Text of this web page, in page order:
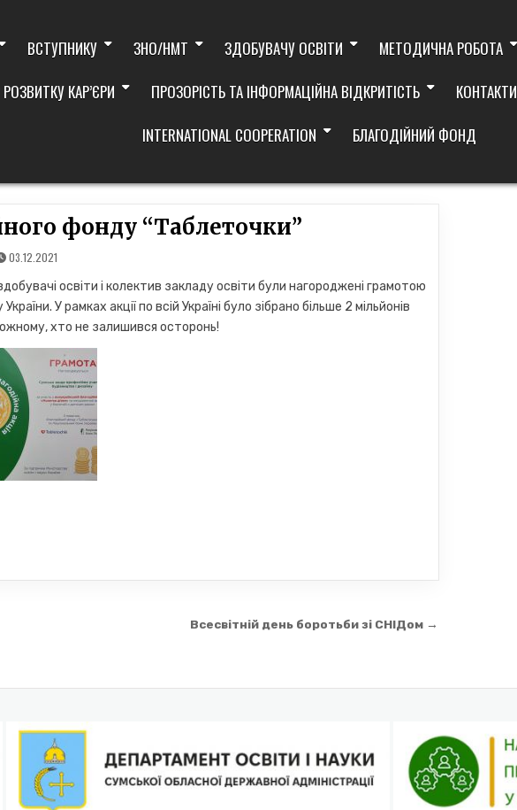
ВСТУПНИКУ ЗНО/НМТ ЗДОБУВАЧУ ОСВІТИ МЕТОДИЧНА РОБОТА
КАР’ЄРИ
ПРОЗОРІСТЬ ТА ІНФОРМАЦІЙНА ВІДКРИТІСТЬ КОНТАКТИ
INTERNATIONAL COOPERATION
БЛАГОДІЙНИЙ ФОНД
фонду “Таблеточки”
03.12.2021
освіти і колектив закладу освіти були нагороджені грамотою
У рамках акції по всій Україні було зібрано більше 2 мільйонів
хто не залишився осторонь!
Всесвітній день боротьби зі СНІДом →